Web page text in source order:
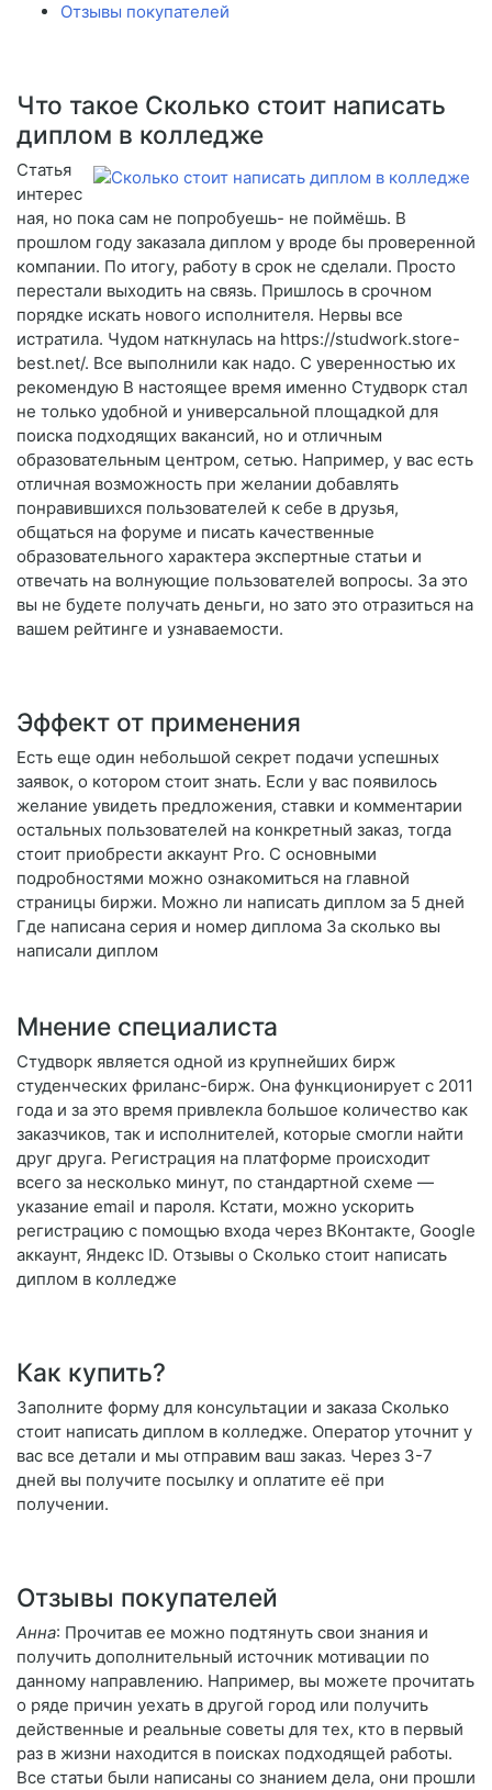
Отзывы покупателей
Что такое Сколько стоит написать
диплом в колледже
Статья
интерес
ная, но пока сам не попробуешь- не поймёшь. В
прошлом году заказала диплом у вроде бы проверенной
компании. По итогу, работу в срок не сделали. Просто
перестали выходить на связь. Пришлось в срочном
порядке искать нового исполнителя. Нервы все
истратила. Чудом наткнулась на https://studwork.store-
best.net/. Все выполнили как надо. С уверенностью их
рекомендую В настоящее время именно Студворк стал
не только удобной и универсальной площадкой для
поиска подходящих вакансий, но и отличным
образовательным центром, сетью. Например, у вас есть
отличная возможность при желании добавлять
понравившихся пользователей к себе в друзья,
общаться на форуме и писать качественные
образовательного характера экспертные статьи и
отвечать на волнующие пользователей вопросы. За это
вы не будете получать деньги, но зато это отразиться на
вашем рейтинге и узнаваемости.
Эффект от применения
Есть еще один небольшой секрет подачи успешных
заявок, о котором стоит знать. Если у вас появилось
желание увидеть предложения, ставки и комментарии
остальных пользователей на конкретный заказ, тогда
стоит приобрести аккаунт Pro. С основными
подробностями можно ознакомиться на главной
страницы биржи. Можно ли написать диплом за 5 дней
Где написана серия и номер диплома За сколько вы
написали диплом
Мнение специалиста
Студворк является одной из крупнейших бирж
студенческих фриланс-бирж. Она функционирует с 2011
года и за это время привлекла большое количество как
заказчиков, так и исполнителей, которые смогли найти
друг друга. Регистрация на платформе происходит
всего за несколько минут, по стандартной схеме —
указание email и пароля. Кстати, можно ускорить
регистрацию с помощью входа через ВКонтакте, Google
аккаунт, Яндекс ID. Отзывы о Сколько стоит написать
диплом в колледже
Как купить?
Заполните форму для консультации и заказа Сколько
стоит написать диплом в колледже. Оператор уточнит у
вас все детали и мы отправим ваш заказ. Через 3-7
дней вы получите посылку и оплатите её при
получении.
Отзывы покупателей
Анна: Прочитав ее можно подтянуть свои знания и
получить дополнительный источник мотивации по
данному направлению. Например, вы можете прочитать
о ряде причин уехать в другой город или получить
действенные и реальные советы для тех, кто в первый
раз в жизни находится в поисках подходящей работы.
Все статьи были написаны со знанием дела, они прошли